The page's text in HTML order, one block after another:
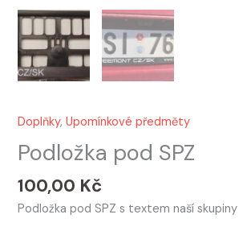
Doplňky,Upomínkové předměty
Podložka pod SPZ
100,00 Kč
Podložka pod SPZ s textem naší skupiny